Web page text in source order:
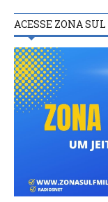
ACESSE ZONA